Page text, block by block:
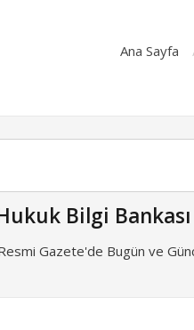
Ana Sayfa
Bilgi Bankası
Gazete'de Bugün ve